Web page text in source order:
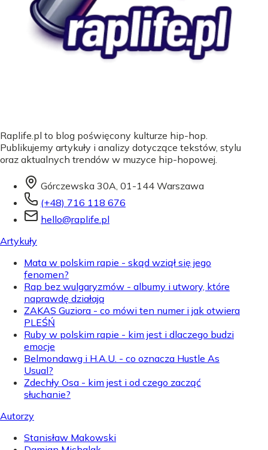
Raplife.pl to blog poświęcony kulturze hip-hop.
Publikujemy artykuły i analizy dotyczące tekstów, stylu
oraz aktualnych trendów w muzyce hip-hopowej.
Górczewska 30A, 01-144 Warszawa
(+48) 716 118 676
hello@raplife.pl
Artykuły
Mata w polskim rapie - skąd wziął się jego
fenomen?
Rap bez wulgaryzmów - albumy i utwory, które
naprawdę działają
ZAKAS Guziora - co mówi ten numer i jak otwiera
PLEŚŃ
Ruby w polskim rapie - kim jest i dlaczego budzi
emocje
Belmondawg i H.A.U. - co oznacza Hustle As
Usual?
Zdechły Osa - kim jest i od czego zacząć
słuchanie?
Autorzy
Stanisław Makowski